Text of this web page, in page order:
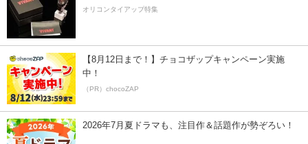
オリコンタイアップ特集
【8月12日まで！】チョコザップキャンペーン実施
中！
（PR）chocoZAP
2026年7月夏ドラマも、注目作＆話題作が勢ぞろい！